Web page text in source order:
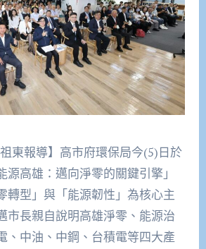
祖東報導】高市府環保局今(5)日於
源高雄：邁向淨零的關鍵引擎」
轉型」與「能源韌性」為核心主
市長親自說明高雄淨零、能源治
、中油、中鋼、台積電等四大產